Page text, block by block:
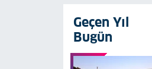
Geçen Yıl
Bugün